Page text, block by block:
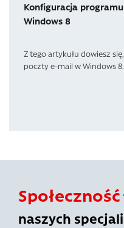
Konfiguracja
Windows 8
Z tego artykułu dowiesz
poczty e-mail w Windows
Społeczność
naszych